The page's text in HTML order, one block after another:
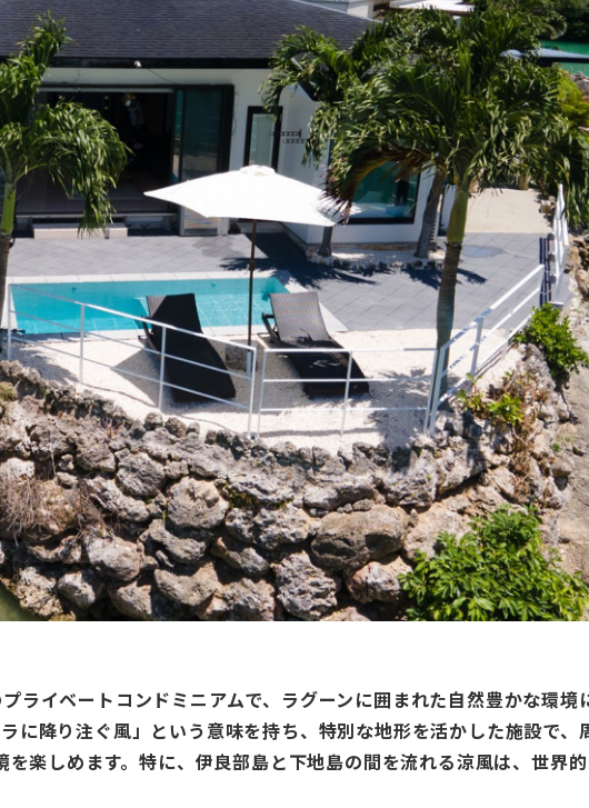
イベートコンドミニアムで、ラグーンに囲まれた自然豊かな環境
に降り注ぐ風」という意味を持ち、特別な地形を活かした施設で、
楽しめます。特に、伊良部島と下地島の間を流れる涼風は、世界